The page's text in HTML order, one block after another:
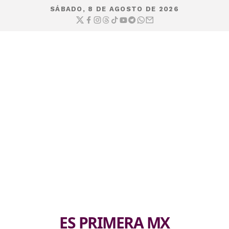
SÁBADO, 8 DE AGOSTO DE 2026
ES PRIMERA MX